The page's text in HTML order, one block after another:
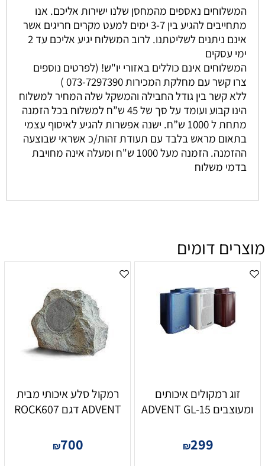
המשלוחים נאספים מהמחסן שלנו ישירות אליכם. אנו
מתחייבים להגיע בין 3-7 ימים למעט מקרים חריגים אשר
אינם ניתנים לשליטתנו. לרוב המשלוח יגיע אליכם עד 2
ימי עסקים
המשלוחים אינם כוללים באזורי יו"ש! (לפרטים נוספים
צרו קשר עם מחלקת המכירות 073-7297390 )
ללא קשר בין גודל החבילה והמשקל שלה המחיר למשלוח
הינו קבוע ועומד על סך של 45 ש”ח למשלוח בכל הזמנה
מתחת ל 1000 ש”ח. ישנה אפשרות להגיע לאיסוף עצמי
בתאום מראש בלבד עם תעודת זהות/כ אשראי שבוצעה
ההזמנה. הזמנה מעל 1000 ש"ח ומעלה אינה מחויבת
בדמי משלוח
מוצרים דומים
זוג רמקולים איכותים
ומעוצבים ADVENT GL-15
₪299
רמקול סלע איכותי מבית
ADVENT דגם ROCK607
₪700